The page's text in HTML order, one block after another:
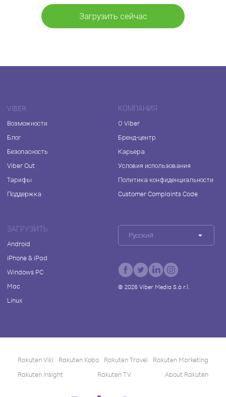
Загрузить сейчас
VIBER
Возможности
Блог
Безопасность
Viber Out
Тарифы
Поддержка
КОМПАНИЯ
О Viber
Бренд-центр
Карьера
Условия использования
Политика конфиденциальности
Customer Complaints Code
ЗАГРУЗИТЬ
Android
iPhone & iPad
Windows PC
Mac
Linux
Русский
© 2026Viber Media S.à r.l.
Rakuten Viki Rakuten Kobo Rakuten Travel
Rakuten Marketing
Rakuten Insight
Rakuten TV About Rakuten